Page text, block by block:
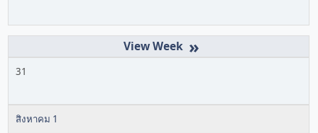
»
31
สิงหาคม 1